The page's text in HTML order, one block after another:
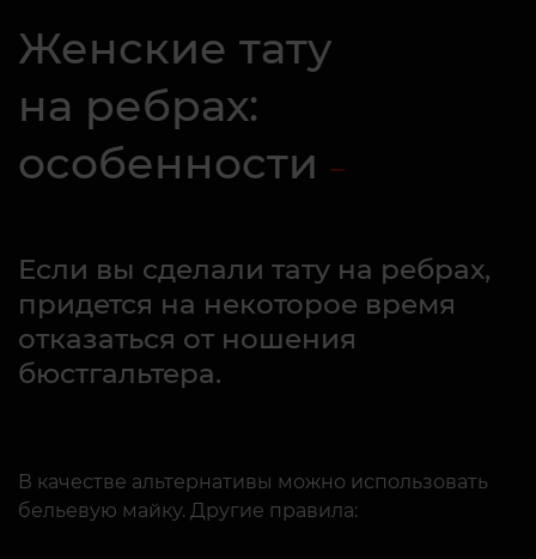
Женские тату
на ребрах:
особенности
Если вы сделали тату на ребрах,
придется на некоторое время
отказаться от ношения
бюстгальтера.
В качестве альтернативы можно использовать
бельевую майку. Другие правила: